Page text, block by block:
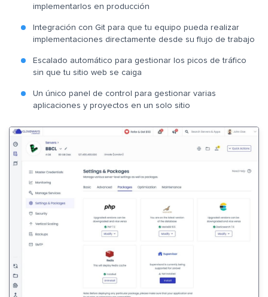
implementarlos en producción
Integración con Git para que tu equipo pueda realizar
implementaciones directamente desde su flujo de trabajo
Escalado automático para gestionar los picos de tráfico
sin que tu sitio web se caiga
Un único panel de control para gestionar varias
aplicaciones y proyectos en un solo sitio